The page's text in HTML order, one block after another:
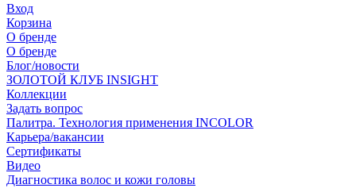
Вход
Корзина
О бренде
О бренде
Блог/новости
ЗОЛОТОЙ КЛУБ INSIGHT
Коллекции
Задать вопрос
Палитра. Технология применения INCOLOR
Карьера/вакансии
Сертификаты
Видео
Диагностика волос и кожи головы